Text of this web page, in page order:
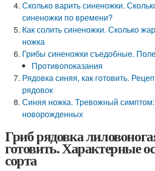
Сколько варить синеножки.
синеножки по времени?
Как солить синеножки. Сколько
ножка
Грибы синеножки съедобные.
Противопоказания
Рядовка синяя, как готовить.
рядовок
Синяя ножка. Тревожный симптом:
новорожденных
Гриб рядовка
готовить. Характерные
сорта